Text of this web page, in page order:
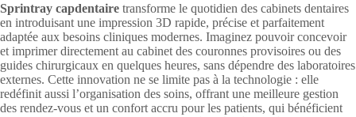
Sprintray capdentaire transforme le quotidien des cabinets dentaires
en introduisant une impression 3D rapide, précise et parfaitement
adaptée aux besoins cliniques modernes. Imaginez pouvoir concevoir
et imprimer directement au cabinet des couronnes provisoires ou des
guides chirurgicaux en quelques heures, sans dépendre des laboratoires
externes. Cette innovation ne se limite pas à la technologie : elle
redéfinit aussi l’organisation des soins, offrant une meilleure gestion
des rendez-vous et un confort accru pour les patients, qui bénéficient